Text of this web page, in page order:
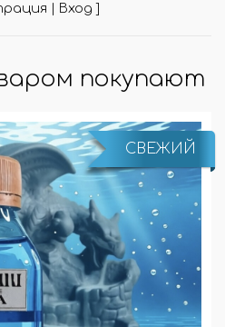
| Вход ]
покупают
СВЕЖИЙ